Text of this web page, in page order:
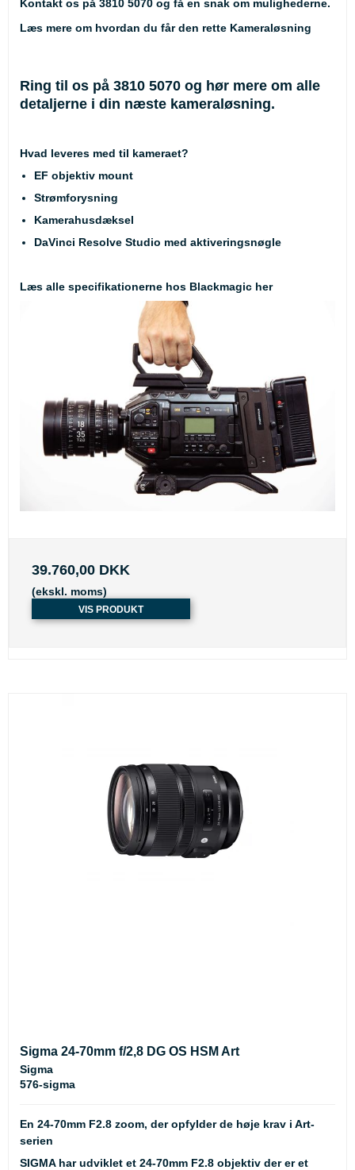
Kontakt os på 3810 5070 og få en snak om mulighederne.
Læs mere om hvordan du får den rette Kameraløsning
Ring til os på 3810 5070 og hør mere om alle
detaljerne i din næste kameraløsning.
Hvad leveres med til kameraet?
EF objektiv mount
Strømforysning
Kamerahusdæksel
DaVinci Resolve Studio med aktiveringsnøgle
Læs alle specifikationerne hos Blackmagic her
39.760,00 DKK
(ekskl. moms)
VIS PRODUKT
Sigma 24-70mm f/2,8 DG OS HSM Art
Sigma
576-sigma
En 24-70mm F2.8 zoom, der opfylder de høje krav i Art-
serien
SIGMA har udviklet et 24-70mm F2.8 objektiv der er et